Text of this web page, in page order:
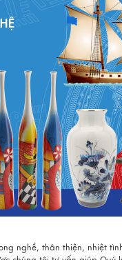
nghề, thân thiện, nhiệt